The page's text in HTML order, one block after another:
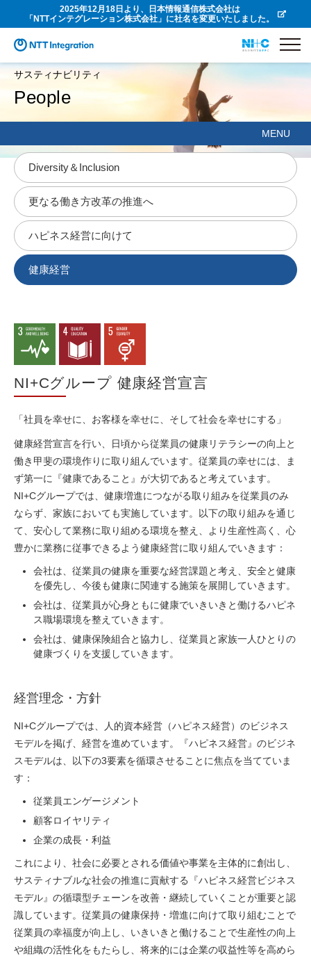
2025年12月18日より、日本情報通信株式会社は
「NTTインテグレーション株式会社」に社名を変更いたしました。
サスティナビリティ
People
MENU
Diversity＆Inclusion
更なる働き方改革の推進へ
ハピネス経営に向けて
健康経営
NI+Cグループ 健康経営宣言
「社員を幸せに、お客様を幸せに、そして社会を幸せにする」
健康経営宣言を行い、日頃から従業員の健康リテラシーの向上と
働き甲斐の環境作りに取り組んでいます。従業員の幸せには、ま
ず第一に『健康であること』が大切であると考えています。
NI+Cグループでは、健康増進につながる取り組みを従業員のみ
ならず、家族においても実施しています。以下の取り組みを通じ
て、安心して業務に取り組める環境を整え、より生産性高く、心
豊かに業務に従事できるよう健康経営に取り組んでいきます：
会社は、従業員の健康を重要な経営課題と考え、安全と健康
を優先し、今後も健康に関連する施策を展開していきます。
会社は、従業員が心身ともに健康でいきいきと働けるハピネ
ス職場環境を整えていきます。
会社は、健康保険組合と協力し、従業員と家族一人ひとりの
健康づくりを支援していきます。
経営理念・方針
NI+Cグループでは、人的資本経営（ハピネス経営）のビジネス
モデルを掲げ、経営を進めています。『ハピネス経営』のビジネ
スモデルは、以下の3要素を循環させることに焦点を当てていま
す：
従業員エンゲージメント
顧客ロイヤリティ
企業の成長・利益
これにより、社会に必要とされる価値や事業を主体的に創出し、
サスティナブルな社会の推進に貢献する『ハピネス経営ビジネス
モデル』の循環型チェーンを改善・継続していくことが重要と認
識しています。従業員の健康保持・増進に向けて取り組むことで
従業員の幸福度が向上し、いきいきと働けることで生産性の向上
や組織の活性化をもたらし、将来的には企業の収益性等を高めら